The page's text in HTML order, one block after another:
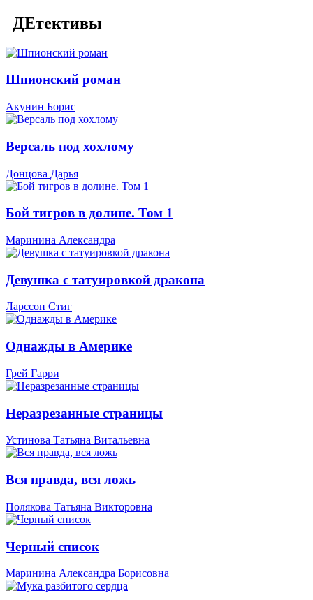
ДЕтективы
Шпионский роман
Акунин Борис
Версаль под хохлому
Донцова Дарья
Бой тигров в долине. Том 1
Маринина Александра
Девушка с татуировкой дракона
Ларссон Стиг
Однажды в Америке
Грей Гарри
Неразрезанные страницы
Устинова Татьяна Витальевна
Вся правда, вся ложь
Полякова Татьяна Викторовна
Черный список
Маринина Александра Борисовна